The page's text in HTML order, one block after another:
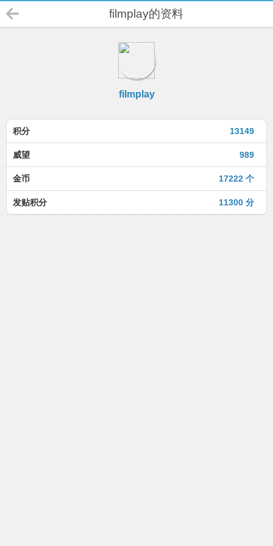
filmplay的资料
filmplay
13149
积分
989
威望
17222 个
金币
11300 分
发贴积分